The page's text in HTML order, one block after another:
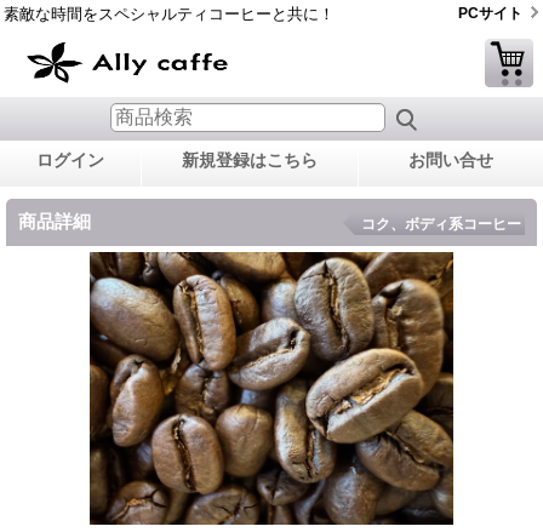
素敵な時間をスペシャルティコーヒーと共に！ PCサイト
ログイン 新規登録はこちら お問い合せ
商品詳細 コク、ボディ系コーヒー